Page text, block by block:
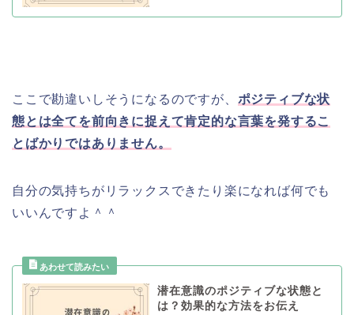
ここで勘違いしそうになるのですが、 ポジティブな状
態とは全てを前向きに捉えて肯定的な言葉を発するこ
とばかりではありません。
自分の気持ちがリラックスできたり楽になれば何でも
いいんですよ＾＾
潜在意識のポジティブな状態と
は？効果的な方法をお伝え